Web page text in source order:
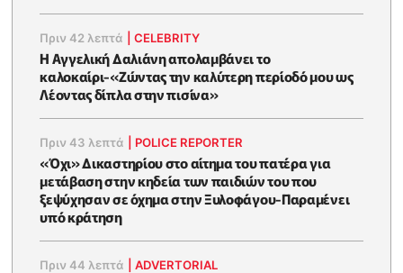
Πριν 42 λεπτά |CELEBRITY
Η Αγγελική Δαλιάνη απολαμβάνει το
καλοκαίρι-«Ζώντας την καλύτερη περίοδό μου ως
Λέοντας δίπλα στην πισίνα»
Πριν 43 λεπτά POLICE REPORTER
«Όχι» Δικαστηρίου στο αίτημα του πατέρα για
μετάβαση στην κηδεία των παιδιών του που
ξεψύχησαν σε όχημα στην Ξυλοφάγου-Παραμένει
υπό κράτηση
Πριν 44 λεπτά |ADVERTORIAL